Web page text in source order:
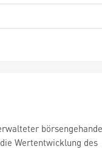
Wertentwicklung des